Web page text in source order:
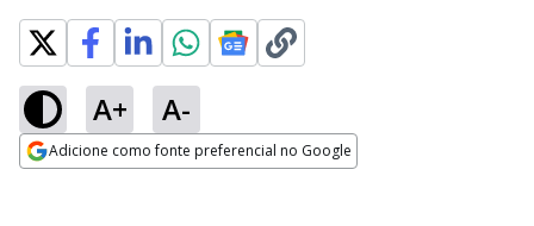
A+ A-
Adicione como fonte preferencial no Google